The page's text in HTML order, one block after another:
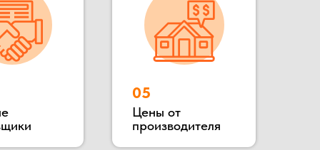
Цены от
производителя
зданий «под ключ»,
готовые переводные
охраны, КПП, бытовки
расположение позволяет